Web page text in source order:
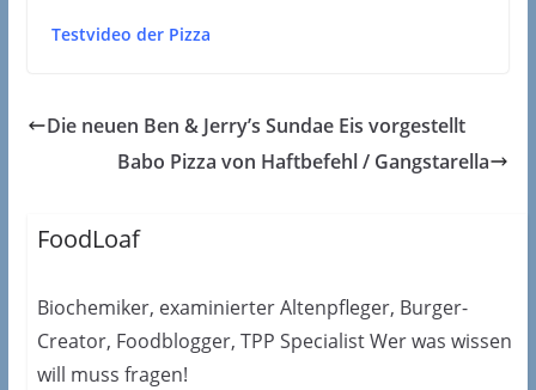
Testvideo der Pizza
Die neuen Ben & Jerry’s Sundae Eis vorgestellt
Babo Pizza von Haftbefehl / Gangstarella
FoodLoaf
Biochemiker, examinierter Altenpfleger, Burger-
Creator, Foodblogger, TPP Specialist Wer was wissen
will muss fragen!